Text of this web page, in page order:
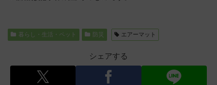
暮らし・生活・ペット 防災 エアーマット
シェアする